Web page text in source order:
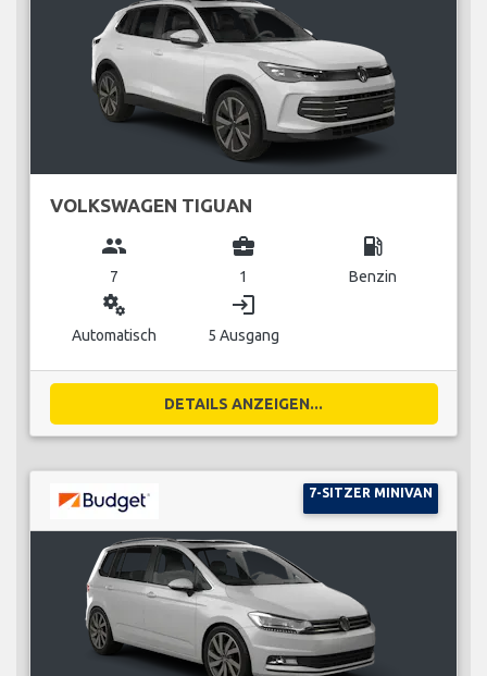
VOLKSWAGEN TIGUAN
group
7
business_center
1
local_gas_station
Benzin
miscellaneous_services
Automatisch
login
5 Ausgang
DETAILS ANZEIGEN...
7-SITZER MINIVAN